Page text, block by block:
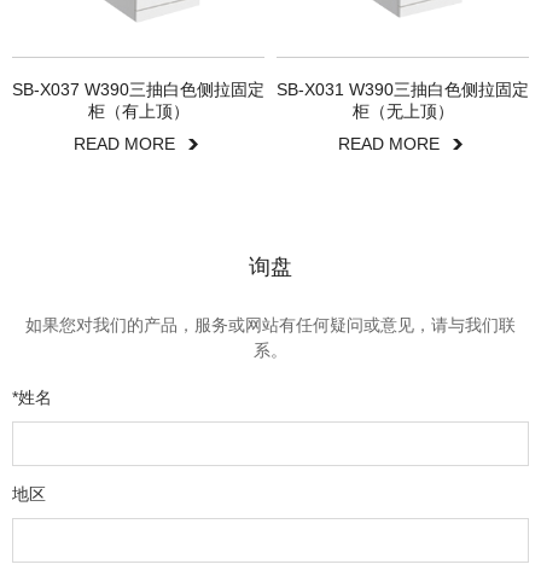
SB-X037 W390三抽白色侧拉固定
柜（有上顶）
READ MORE
SB-X031 W390三抽白色侧拉固定
柜（无上顶）
READ MORE
询盘
如果您对我们的产品，服务或网站有任何疑问或意见，请与我们联
系。
*姓名
地区